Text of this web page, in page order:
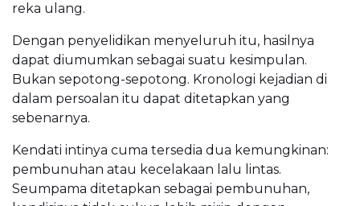
reka ulang.
Dengan penyelidikan menyeluruh itu, hasilnya
dapat diumumkan sebagai suatu kesimpulan.
Bukan sepotong-sepotong. Kronologi kejadian di
dalam persoalan itu dapat ditetapkan yang
sebenarnya.
Kendati intinya cuma tersedia dua kemungkinan:
pembunuhan atau kecelakaan lalu lintas.
Seumpama ditetapkan sebagai pembunuhan,